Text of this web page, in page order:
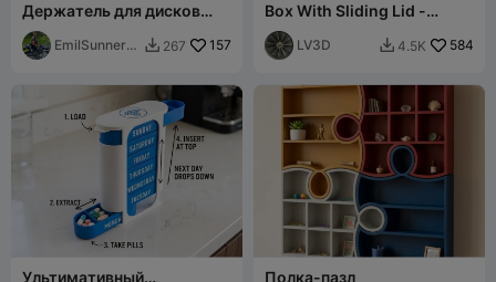
Держатель для дисков
углошлифовальной
машины – Настенный
держатель отрезных
кругов
EmilSunnerb
 267 157
Box With Sliding Lid -
80x50mm
LV3D  4.5K 584
Ультимативный
Полка-пазл